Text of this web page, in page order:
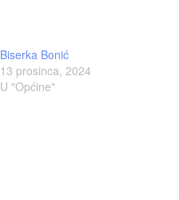
Biserka Bonić
13 prosinca, 2024
U "Općine"